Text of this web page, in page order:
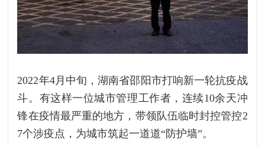
2022年4月中旬，湖南省邵阳市打响新一轮抗疫战
斗。有这样一位城市管理工作者，连续10余天冲
锋在疫情最严重的地方，带领队伍临时封控管控2
7个涉疫点，为城市筑起一道道“防护墙”。